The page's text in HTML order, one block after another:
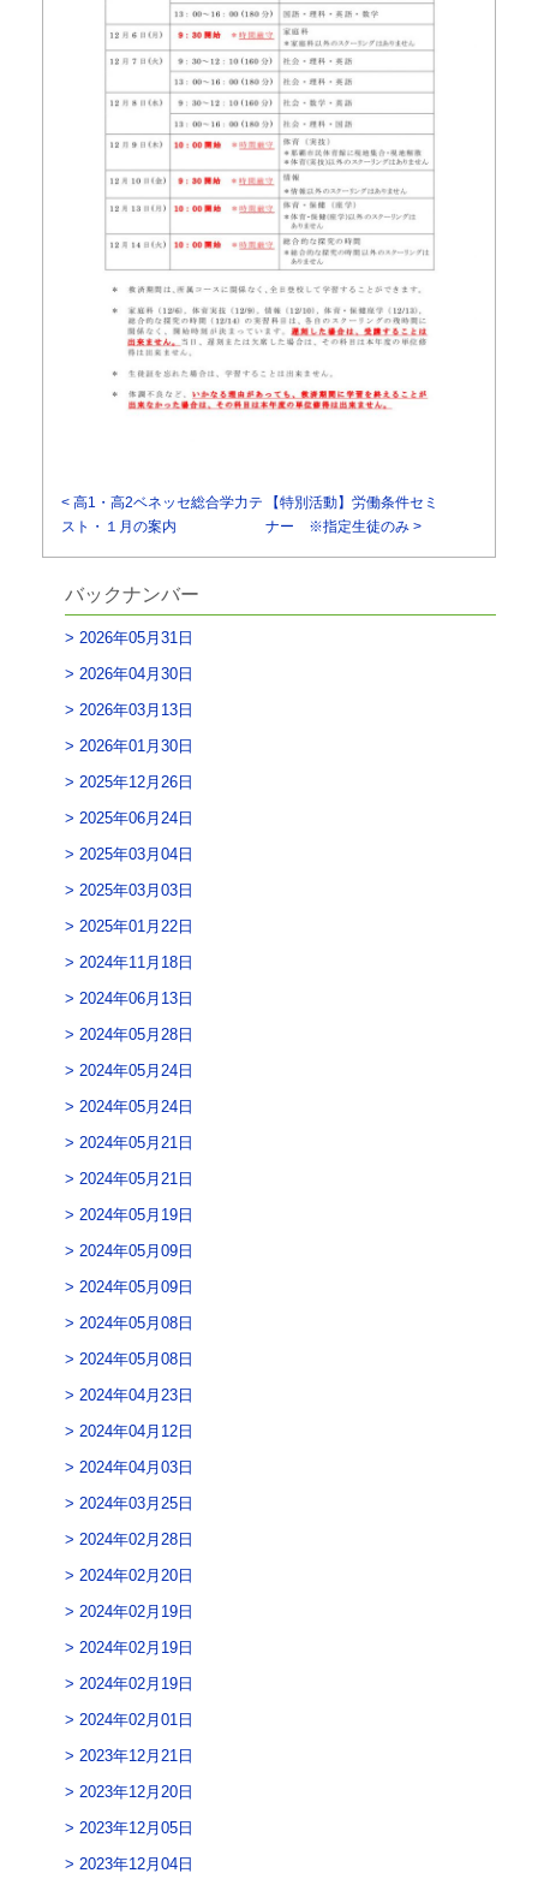
< 高1・高2ベネッセ総合学力テ
スト・１月の案内
【特別活動】労働条件セミ
ナー ※指定生徒のみ >
バックナンバー
2026年05月31日
2026年04月30日
2026年03月13日
2026年01月30日
2025年12月26日
2025年06月24日
2025年03月04日
2025年03月03日
2025年01月22日
2024年11月18日
2024年06月13日
2024年05月28日
2024年05月24日
2024年05月24日
2024年05月21日
2024年05月21日
2024年05月19日
2024年05月09日
2024年05月09日
2024年05月08日
2024年05月08日
2024年04月23日
2024年04月12日
2024年04月03日
2024年03月25日
2024年02月28日
2024年02月20日
2024年02月19日
2024年02月19日
2024年02月19日
2024年02月01日
2023年12月21日
2023年12月20日
2023年12月05日
2023年12月04日